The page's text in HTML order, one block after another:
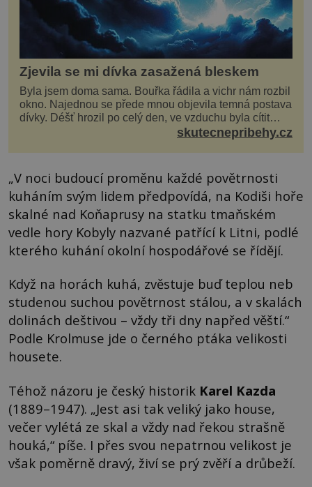
Zjevila se mi dívka zasažená bleskem
Byla jsem doma sama. Bouřka řádila a vichr nám rozbil
okno. Najednou se přede mnou objevila temná postava
dívky. Déšť hrozil po celý den, ve vzduchu byla cítit
bouřka. Do topolů před domem se opřel ví...skutecnepribehy.cz
„V noci budoucí proměnu každé povětrnosti
kuháním svým lidem předpovídá, na Kodiši hoře
skalné nad Koňaprusy na statku tmaňském
vedle hory Kobyly nazvané patřící k Litni, podlé
kterého kuhání okolní hospodářové se řídějí.
Když na horách kuhá, zvěstuje buď teplou neb
studenou suchou povětrnost stálou, a v skalách
dolinách deštivou – vždy tři dny napřed věští.“
Podle Krolmuse jde o černého ptáka velikosti
housete.
Téhož názoru je český historik Karel Kazda
(1889–1947). „Jest asi tak veliký jako house,
večer vylétá ze skal a vždy nad řekou strašně
houká,“ píše. I přes svou nepatrnou velikost je
však poměrně dravý, živí se prý zvěří a drůbeží.